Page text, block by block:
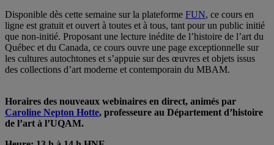
Disponible dès cette semaine sur la plateforme FUN, ce cours en
ligne est gratuit et ouvert à toutes et à tous, tant pour un public initié
que non-initié. Proposant une lecture inédite de l’histoire de l’art du
Québec et du Canada, ce cours ouvre une page exceptionnelle sur
les cultures autochtones et s’appuie sur des œuvres et objets issus
des collections d’art moderne et contemporain du MBAM.
Horaires des nouveaux webinaires en direct, animés par
Caroline Nepton Hotte, professeure au Département d’histoire
de l’art à l’UQAM.